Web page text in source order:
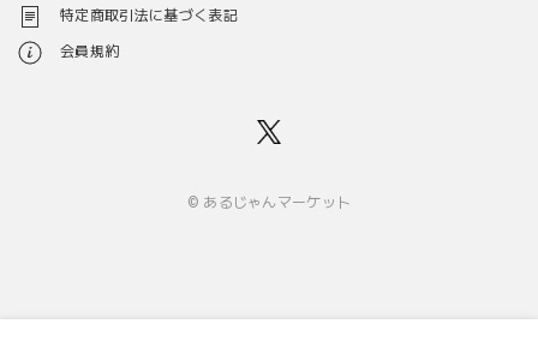
特定商取引法に基づく表記
会員規約
© あるじゃんマーケット